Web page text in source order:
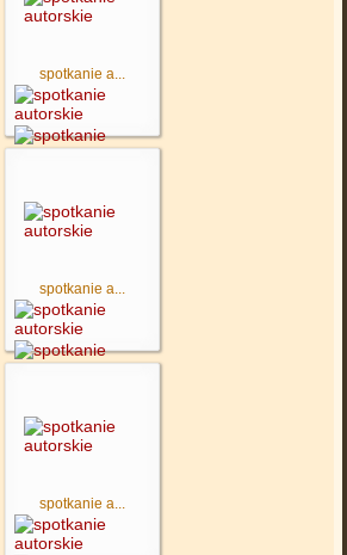
spotkanie a...
spotkanie a...
spotkanie a...